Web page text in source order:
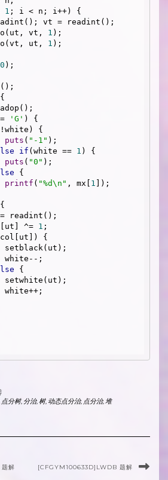
1 ; i < n; i++) {
vt,
1 );
ut,
1 );
0 );
'G' ) {
{
puts ( "-1" );
if (white == 1 ) {
puts ( "0" );
{
printf ( "%d\n" , mx[ 1 ]);
{
col[ut] ^=
1 ;
{
{
点分树, 分治, 树, 动态点分治, 点分治, 堆
解 [CFGYM100633D]LWDB 题解